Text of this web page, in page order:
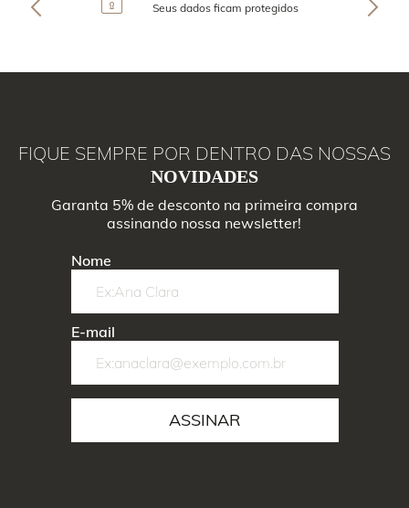
Seus dados ficam protegidos
FIQUE SEMPRE POR DENTRO DAS NOSSAS
NOVIDADES
Garanta 5% de desconto na primeira compra
assinando nossa newsletter!
Nome
E-mail
ASSINAR